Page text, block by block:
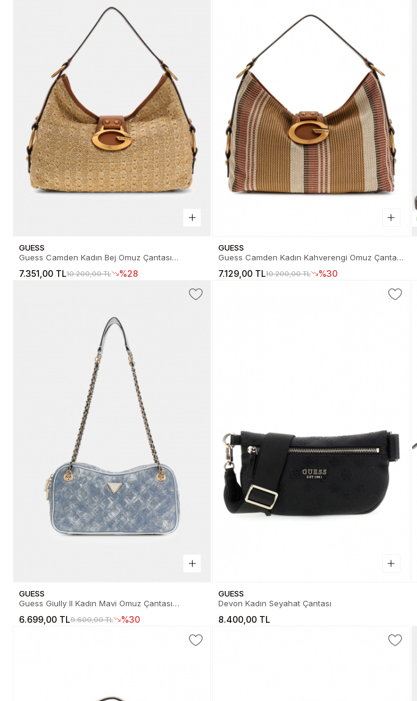
GUESS
Guess Camden Kadın Bej Omuz Çantası
7.351,00 TL10.200,00 TL %28
GUESS
Guess Camden Kadın Kahverengi Omuz Çantası
7.129,00 TL10.200,00 TL %30
GUESS
Guess Giully II Kadın Mavi Omuz Çantası
6.699,00 TL9.600,00 TL %30
GUESS
Devon Kadın Seyahat Çantası
8.400,00 TL